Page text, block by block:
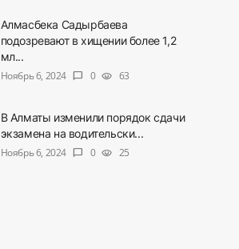
Алмасбека Садырбаева
подозревают в хищении более 1,2
мл...
Ноябрь 6, 2024
chat_bubble 0 visibility 63
В Алматы изменили порядок сдачи
экзамена на водительски...
Ноябрь 6, 2024
chat_bubble 0 visibility 25